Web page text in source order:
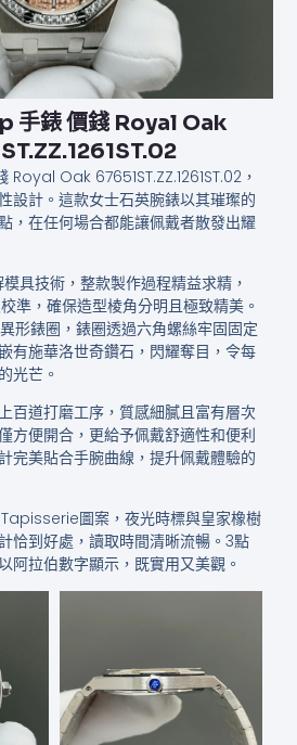
手錶 價錢​​​ Royal Oak​​​
Oak​​​ 67651ST.ZZ.1261ST.02，
設計。這款女士石英腕錶以其璀璨的
，在任何場合都能讓佩戴者散發出耀
具技術，整款製作過程精益求精，
準，確保造型棱角分明且極致精美。
形錶圈，錶圈透過六角螺絲牢固固定
有施華洛世奇鑽石，閃耀奪目，令每
光芒。
百道打磨工序，質感細膩且富有層次
方便開合，更給予佩戴舒適性和便利
完美貼合手腕曲線，提升佩戴體驗的
圖案，夜光時標與皇家橡樹
恰到好處，讀取時間清晰流暢。3點
阿拉伯數字顯示，既實用又美觀。